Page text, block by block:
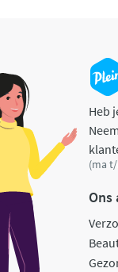
Heb
(ma t/